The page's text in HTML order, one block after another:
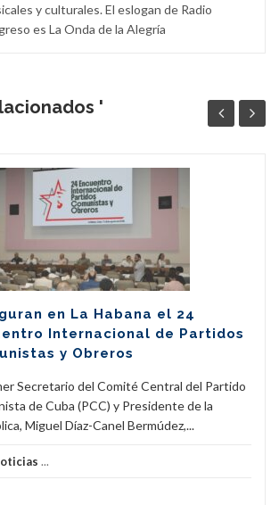
y culturales. El eslogan de Radio
es La Onda de la Alegría
'
en La Habana el 24
Internacional de Partidos
y Obreros
Secretario del Comité Central del Partido
de Cuba (PCC) y Presidente de la
Miguel Díaz-Canel Bermúdez,...
...